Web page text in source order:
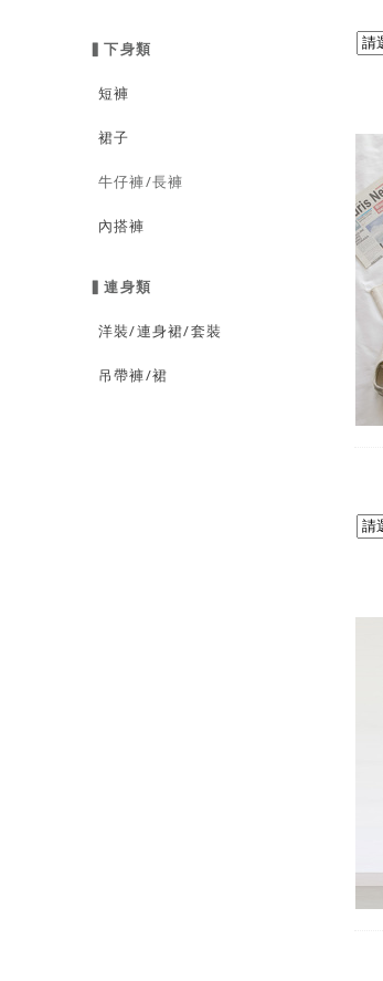
▍下身類
短褲
裙子
牛仔褲/長褲
內搭褲
▍連身類
洋裝/連身裙/套裝
吊帶褲/裙